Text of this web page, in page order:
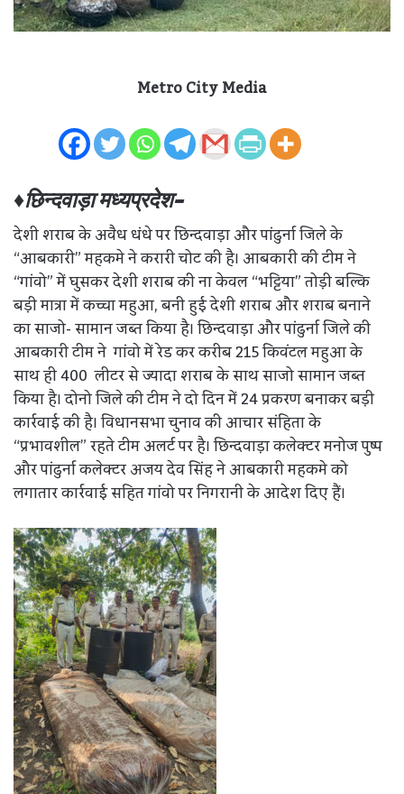
Metro City Media
♦छिन्दवाड़ा मध्यप्रदेश-
देशी शराब के अवैध धंधे पर छिन्दवाड़ा और पांढुर्ना जिले के
“आबकारी” महकमे ने करारी चोट की है। आबकारी की टीम ने
“गांवो” में घुसकर देशी शराब की ना केवल “भट्टिया” तोड़ी बल्कि
बड़ी मात्रा में कच्चा महुआ, बनी हुई देशी शराब और शराब बनाने
का साजो- सामान जब्त किया है। छिन्दवाड़ा और पांढुर्ना जिले की
आबकारी टीम ने गांवो में रेड कर करीब 215 किवंटल महुआ के
साथ ही 400 लीटर से ज्यादा शराब के साथ साजो सामान जब्त
किया है। दोनो जिले की टीम ने दो दिन में 24 प्रकरण बनाकर बड़ी
कार्रवाई की है। विधानसभा चुनाव की आचार संहिता के
“प्रभावशील” रहते टीम अलर्ट पर है। छिन्दवाड़ा कलेक्टर मनोज पुष्प
और पांढुर्ना कलेक्टर अजय देव सिंह ने आबकारी महकमे को
लगातार कार्रवाई सहित गांवो पर निगरानी के आदेश दिए हैं।